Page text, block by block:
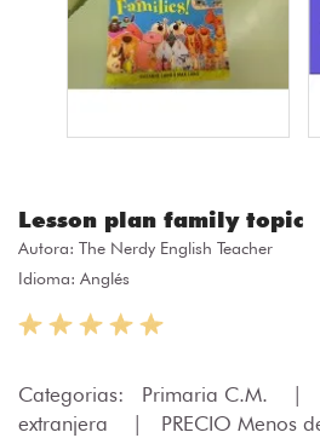
Lesson plan family topic
Autora: The Nerdy English Teacher
Idioma: Anglés
Categorias: Primaria C.M. |
extranjera
| PRECIO Menos